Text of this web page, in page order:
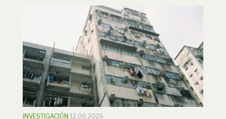
INVESTIGACIÓN 12.06.2026